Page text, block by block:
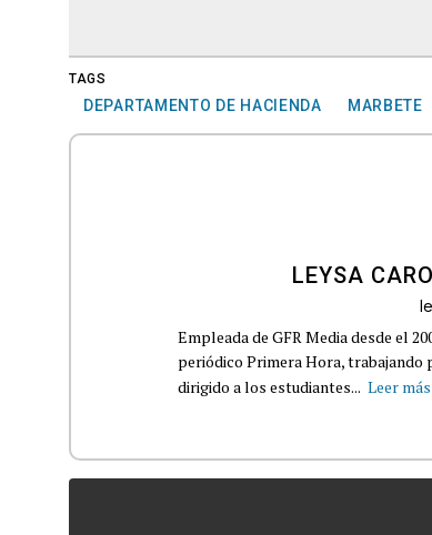
TAGS
DEPARTAMENTO DE HACIENDA MARBETE
LEYSA
Empleada de GFR Media desde el
periódico Primera Hora, trabajando
dirigido a los estudiantes... Leer más